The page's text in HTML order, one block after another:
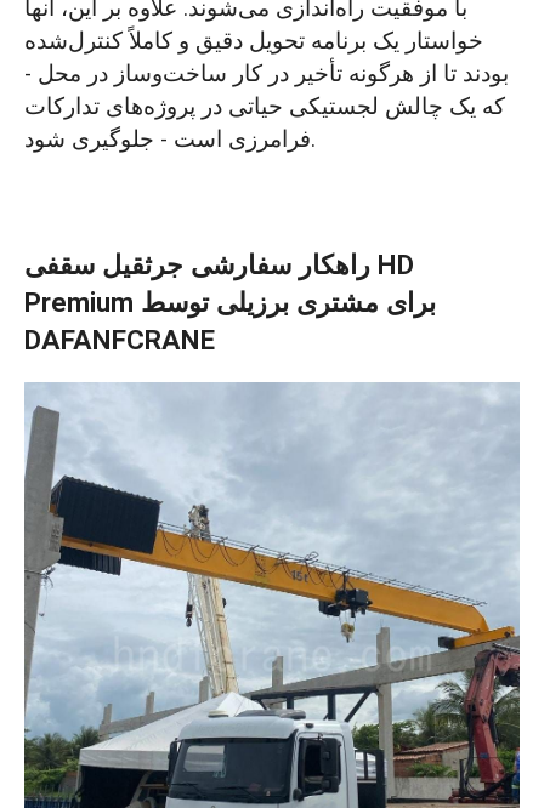
با موفقیت راه‌اندازی می‌شوند. علاوه بر این، آنها
خواستار یک برنامه تحویل دقیق و کاملاً کنترل‌شده
بودند تا از هرگونه تأخیر در کار ساخت‌وساز در محل -
که یک چالش لجستیکی حیاتی در پروژه‌های تدارکات
فرامرزی است - جلوگیری شود.
راهکار سفارشی جرثقیل سقفی HD
Premium برای مشتری برزیلی توسط
DAFANFCRANE